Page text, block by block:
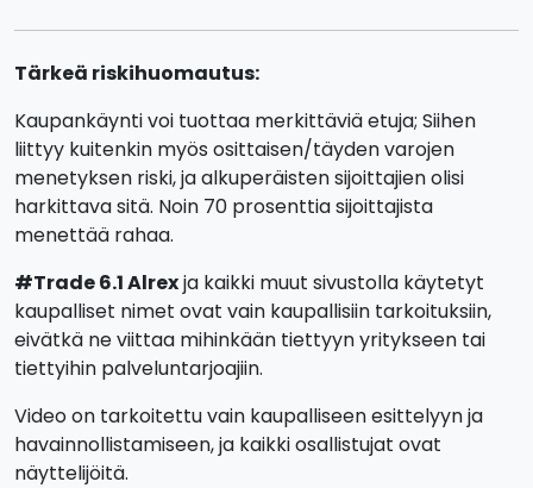
Tärkeä riskihuomautus:
Kaupankäynti voi tuottaa merkittäviä etuja; Siihen
liittyy kuitenkin myös osittaisen/täyden varojen
menetyksen riski, ja alkuperäisten sijoittajien olisi
harkittava sitä. Noin 70 prosenttia sijoittajista
menettää rahaa.
#Trade 6.1 Alrexja kaikki muut sivustolla käytetyt
kaupalliset nimet ovat vain kaupallisiin tarkoituksiin,
eivätkä ne viittaa mihinkään tiettyyn yritykseen tai
tiettyihin palveluntarjoajiin.
Video on tarkoitettu vain kaupalliseen esittelyyn ja
havainnollistamiseen, ja kaikki osallistujat ovat
näyttelijöitä.